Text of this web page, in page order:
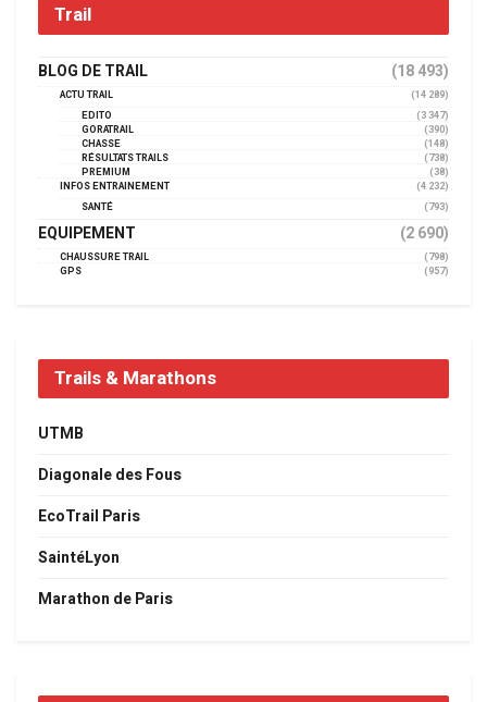
Trail
BLOG DE TRAIL (18 493)
ACTU TRAIL
(14 289)
EDITO
(3 347)
GORATRAIL
(390)
CHASSE
(148)
RÉSULTATS TRAILS
(738)
PREMIUM
(38)
INFOS ENTRAINEMENT
(4 232)
SANTÉ
(793)
EQUIPEMENT (2 690)
CHAUSSURE TRAIL
(798)
GPS
(957)
Trails & Marathons
UTMB
Diagonale des Fous
EcoTrail Paris
SaintéLyon
Marathon de Paris